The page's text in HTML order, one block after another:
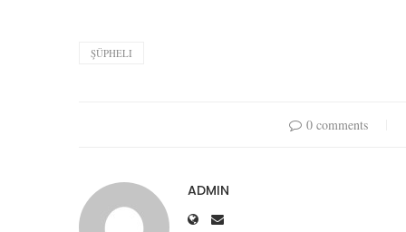
ŞÜPHELI
0 comments
ADMIN